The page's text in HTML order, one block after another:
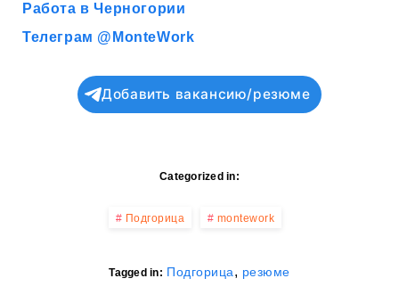
Работа в Черногории
Телеграм @MonteWork
Добавить вакансию/резюме
Categorized in:
Подгорица montework
Tagged in: Подгорица, резюме